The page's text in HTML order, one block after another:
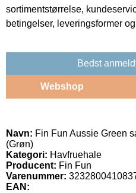
sortimentstørrelse,
betingelser, leveringsformer
Bedst
Webshop
Navn: Fin Fun Aussie Green
(Grøn)
Kategori: Havfruehale
Producent: Fin Fun
Varenummer:
EAN: